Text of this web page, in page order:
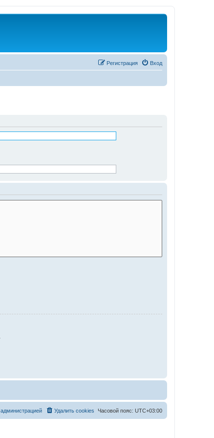
Вход
Регистрация
Часовой пояс: UTC+03:00
Удалить cookies